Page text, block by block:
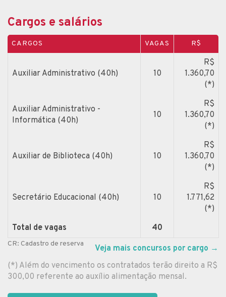
Cargos e salários
CARGOS VAGAS R$
Auxiliar Administrativo (40h) 10
R$
1.360,70
(*)
Auxiliar Administrativo -
Informática (40h)
10
R$
1.360,70
(*)
Auxiliar de Biblioteca (40h) 10
R$
1.360,70
(*)
Secretário Educacional (40h) 10
R$
1.771,62
(*)
Total de vagas
40
CR: Cadastro de reserva Veja mais concursos por cargo →
(*) Além do vencimento os contratados terão direito a R$
300,00 referente ao auxílio alimentação mensal.